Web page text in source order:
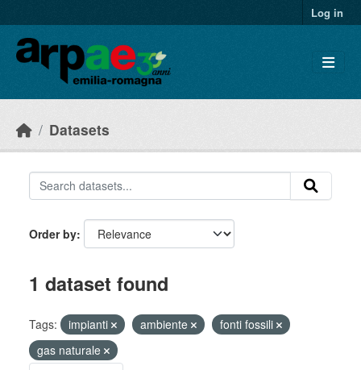
Log in
Datasets
Order by
1 dataset found
Tags: impianti ambiente
fonti fossili
gas naturale